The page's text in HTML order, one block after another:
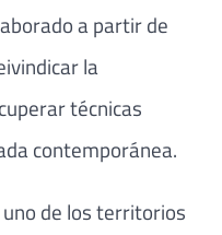
a partir de
la
técnicas
contemporánea.
de los territorios